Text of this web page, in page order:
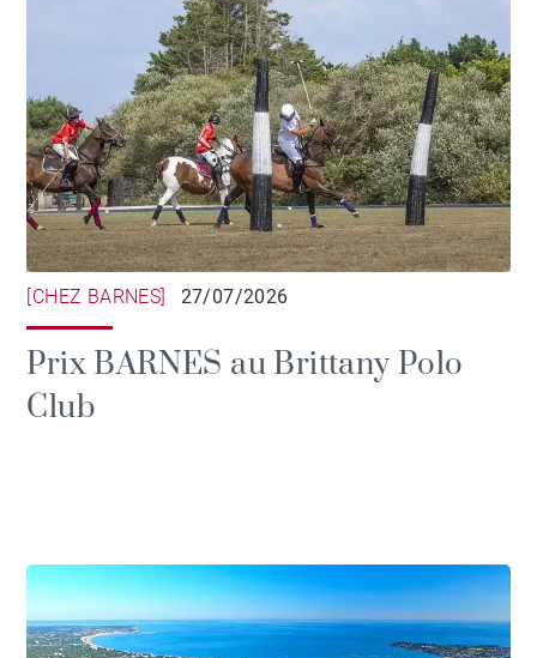
[CHEZ BARNES] 27/07/2026
Prix BARNES au Brittany Polo
Club